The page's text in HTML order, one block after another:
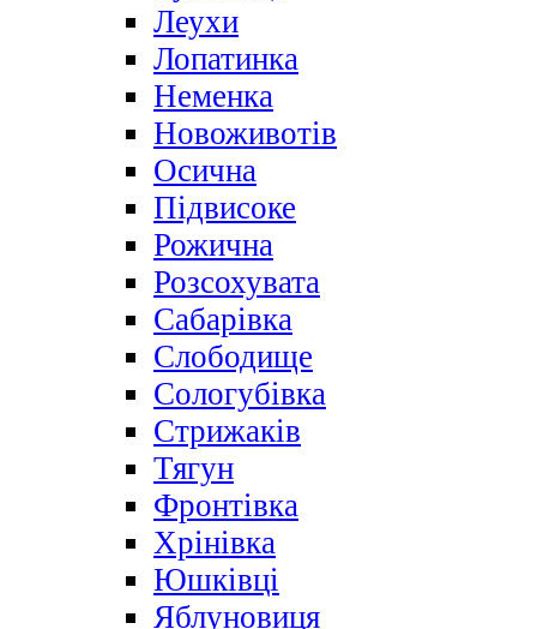
Леухи
Лопатинка
Неменка
Новоживотів
Осична
Підвисоке
Рожична
Розсохувата
Сабарівка
Слободище
Сологубівка
Стрижаків
Тягун
Фронтівка
Хрінівка
Юшківці
Яблуновиця